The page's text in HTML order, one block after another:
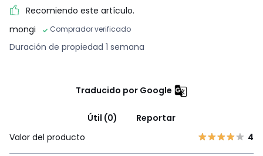
Recomiendo este artículo.
mongi
Comprador verificado
Duración de propiedad 1 semana
Traducido por Google
Útil (0)
Reportar
Valor del producto
4